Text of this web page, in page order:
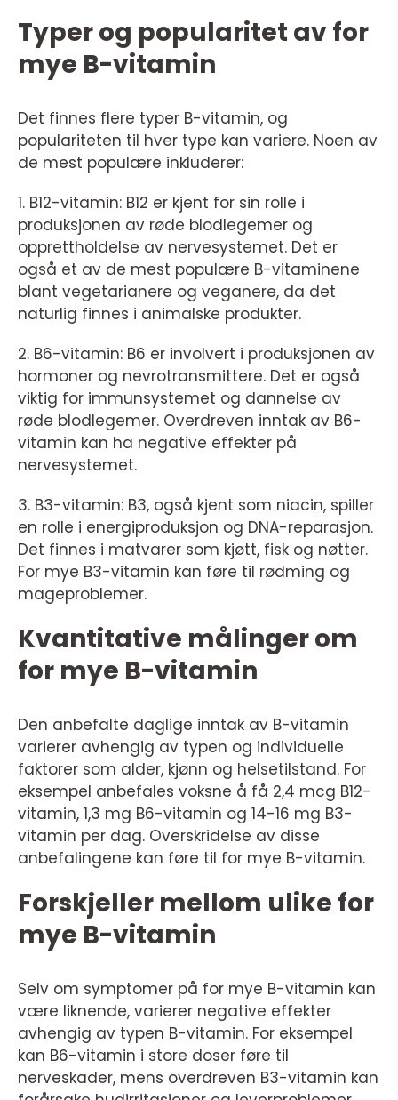
Typer og popularitet av for
mye B-vitamin
Det finnes flere typer B-vitamin, og
populariteten til hver type kan variere. Noen av
de mest populære inkluderer:
1. B12-vitamin: B12 er kjent for sin rolle i
produksjonen av røde blodlegemer og
opprettholdelse av nervesystemet. Det er
også et av de mest populære B-vitaminene
blant vegetarianere og veganere, da det
naturlig finnes i animalske produkter.
2. B6-vitamin: B6 er involvert i produksjonen av
hormoner og nevrotransmittere. Det er også
viktig for immunsystemet og dannelse av
røde blodlegemer. Overdreven inntak av B6-
vitamin kan ha negative effekter på
nervesystemet.
3. B3-vitamin: B3, også kjent som niacin, spiller
en rolle i energiproduksjon og DNA-reparasjon.
Det finnes i matvarer som kjøtt, fisk og nøtter.
For mye B3-vitamin kan føre til rødming og
mageproblemer.
Kvantitative målinger om
for mye B-vitamin
Den anbefalte daglige inntak av B-vitamin
varierer avhengig av typen og individuelle
faktorer som alder, kjønn og helsetilstand. For
eksempel anbefales voksne å få 2,4 mcg B12-
vitamin, 1,3 mg B6-vitamin og 14-16 mg B3-
vitamin per dag. Overskridelse av disse
anbefalingene kan føre til for mye B-vitamin.
Forskjeller mellom ulike for
mye B-vitamin
Selv om symptomer på for mye B-vitamin kan
være liknende, varierer negative effekter
avhengig av typen B-vitamin. For eksempel
kan B6-vitamin i store doser føre til
nerveskader, mens overdreven B3-vitamin kan